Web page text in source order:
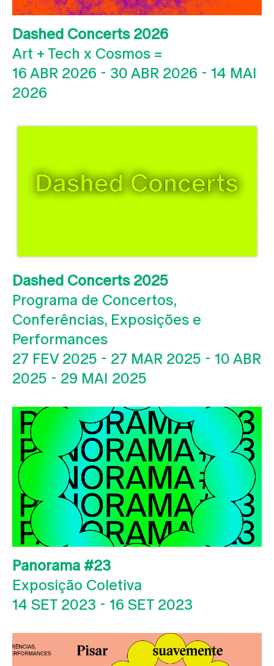
Dashed Concerts 2026
Art + Tech x Cosmos =
16 ABR 2026 - 30 ABR 2026 - 14 MAI
2026
Dashed Concerts 2025
Programa de Concertos,
Conferências, Exposições e
Performances
27 FEV 2025 - 27 MAR 2025 - 10 ABR
2025 - 29 MAI 2025
Panorama #23
Exposição Coletiva
14 SET 2023 - 16 SET 2023